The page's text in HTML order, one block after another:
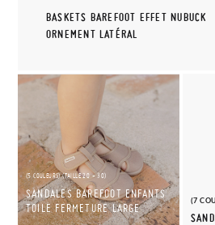
BASKETS BAREFOOT EFFET NUBUCK
ORNEMENT LATÉRAL
(5 COULEURS) (TAILLE 20 - 30)
SANDALES BAREFOOT ENFANTS
TOILE FERMETURE LARGE
(7